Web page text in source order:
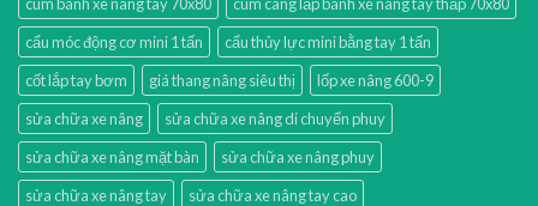
cẩu móc động cơ mini 1 tấn
cẩu thủy lực mini bằng tay 1 tấn
cốt lắp tay bơm
giá thang nâng siêu thị
lốp xe nâng 600-9
sửa chữa xe nâng
sửa chữa xe nâng di chuyển phuy
sửa chữa xe nâng mặt bàn
sửa chữa xe nâng phuy
sửa chữa xe nâng tay
sửa chữa xe nâng tay cao